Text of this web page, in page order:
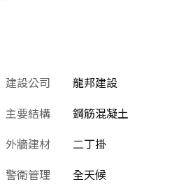
建設公司
龍邦建設
主要結構
鋼筋混凝土
外牆建材
二丁掛
警衛管理
全天候